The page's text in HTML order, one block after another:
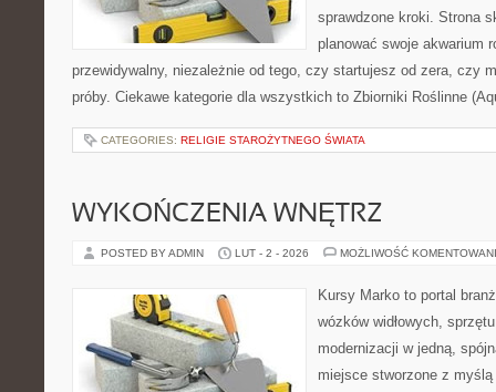
sprawdzone kroki. Strona
planować swoje akwarium
przewidywalny, niezależnie od tego, czy startujesz od zera, czy
próby. Ciekawe kategorie dla wszystkich to Zbiorniki Roślinne
CATEGORIES: RELIGIE STAROŻYTNEGO ŚWIATA
WYKOŃCZENIA WNĘTRZ
POSTED BY ADMIN LUT - 2 - 2026 MOŻLIWOŚĆ
Kursy Marko to portal
wózków widłowych,
modernizacji w jedną,
miejsce stworzone z